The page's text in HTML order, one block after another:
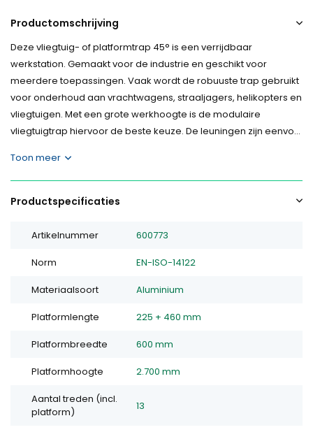
Productomschrijving
Deze vliegtuig- of platformtrap 45° is een verrijdbaar
werkstation. Gemaakt voor de industrie en geschikt voor
meerdere toepassingen. Vaak wordt de robuuste trap gebruikt
voor onderhoud aan vrachtwagens, straaljagers, helikopters en
vliegtuigen. Met een grote werkhoogte is de modulaire
vliegtuigtrap hiervoor de beste keuze. De leuningen zijn eenvo...
Toon meer
Productspecificaties
Artikelnummer 600773
Norm EN-ISO-14122
Materiaalsoort Aluminium
Platformlengte 225 + 460 mm
Platformbreedte 600 mm
Platformhoogte 2.700 mm
Aantal treden (incl.
platform)
13